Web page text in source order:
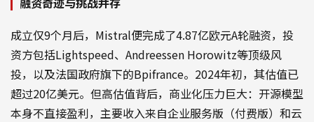
成立仅9个月后，Mistral便完成了4.87亿欧元A轮融资，投
资方包括Lightspeed、Andreessen Horowitz等顶级风
投，以及法国政府旗下的Bpifrance。2024年初，其估值已
超过20亿美元。但高估值背后，商业化压力巨大：开源模型
本身不直接盈利，主要收入来自企业服务版（付费版）和云